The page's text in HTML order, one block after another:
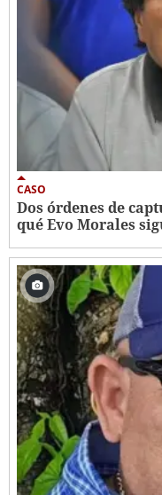
CASO
Dos órdenes de
qué Evo Morales